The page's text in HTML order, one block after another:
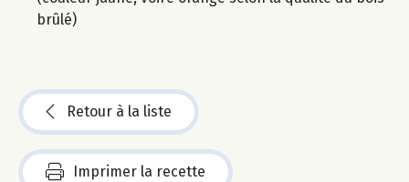
brûlé)
Retour à la liste
Imprimer la recette